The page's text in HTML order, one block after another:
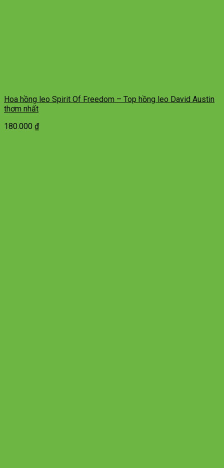
Hoa hồng leo Spirit Of Freedom – Top hồng leo David Austin
thơm nhất
180.000 ₫